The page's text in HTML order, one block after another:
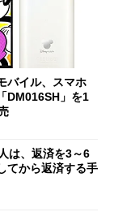
バイル、スマホ
DM016SH」を1
は、返済を3～6
てから返済する手